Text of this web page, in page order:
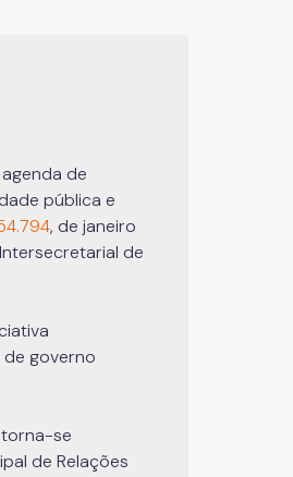
de
pública e
, de janeiro
de
governo
torna-se
de Relações